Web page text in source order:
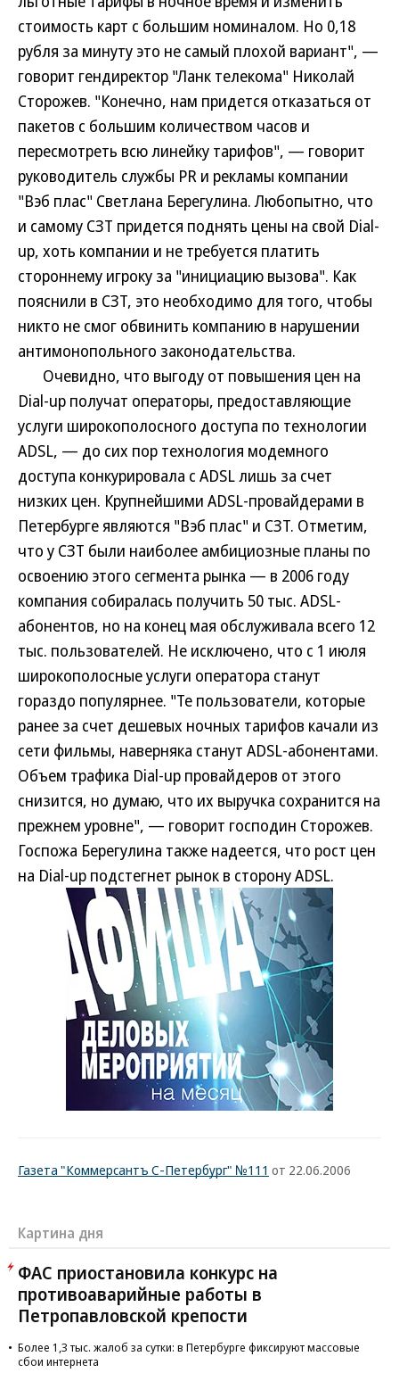
стоимость карт с большим номиналом. Но 0,18
рубля за минуту это не самый плохой вариант", —
говорит гендиректор "Ланк телекома" Николай
Сторожев. "Конечно, нам придется отказаться от
пакетов с большим количеством часов и
пересмотреть всю линейку тарифов", — говорит
руководитель службы PR и рекламы компании
"Вэб плас" Светлана Берегулина. Любопытно, что
и самому СЗТ придется поднять цены на свой Dial-
up, хоть компании и не требуется платить
стороннему игроку за "инициацию вызова". Как
пояснили в СЗТ, это необходимо для того, чтобы
никто не смог обвинить компанию в нарушении
антимонопольного законодательства.
Очевидно, что выгоду от повышения цен на
Dial-up получат операторы, предоставляющие
услуги широкополосного доступа по технологии
ADSL, — до сих пор технология модемного
доступа конкурировала с ADSL лишь за счет
низких цен. Крупнейшими ADSL-провайдерами в
Петербурге являются "Вэб плас" и СЗТ. Отметим,
что у СЗТ были наиболее амбициозные планы по
освоению этого сегмента рынка — в 2006 году
компания собиралась получить 50 тыс. ADSL-
абонентов, но на конец мая обслуживала всего 12
тыс. пользователей. Не исключено, что с 1 июля
широкополосные услуги оператора станут
гораздо популярнее. "Те пользователи, которые
ранее за счет дешевых ночных тарифов качали из
сети фильмы, наверняка станут ADSL-абонентами.
Объем трафика Dial-up провайдеров от этого
снизится, но думаю, что их выручка сохранится на
прежнем уровне", — говорит господин Сторожев.
Госпожа Берегулина также надеется, что рост цен
на Dial-up подстегнет рынок в сторону ADSL.
Газета "Коммерсантъ С-Петербург" №111 от 22.06.2006
Картина дня
ФАС приостановила конкурс на
противоаварийные работы в
Петропавловской крепости
Более 1,3 тыс. жалоб за сутки: в Петербурге фиксируют массовые
сбои интернета